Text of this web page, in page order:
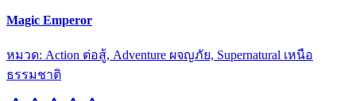
Magic Emperor
หมวด: Action ต่อสู้, Adventure ผจญภัย, Supernatural เหนือ
ธรรมชาติ